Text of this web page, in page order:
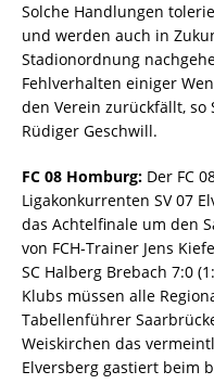
Solche Handlungen
und werden auch in
Stadionordnung
Fehlverhalten einiger
den Verein zurückfällt,
Rüdiger Geschwill.
FC 08 Homburg: Der FC
Ligakonkurrenten SV 07
das Achtelfinale um den
von FCH-Trainer Jens
SC Halberg Brebach 7:0
Klubs müssen alle
Tabellenführer
Weiskirchen das
Elversberg gastiert beim